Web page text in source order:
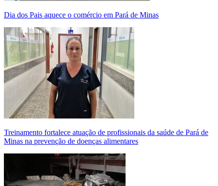
Dia dos Pais aquece o comércio em Pará de Minas
Treinamento fortalece atuação de profissionais da saúde de Pará de
Minas na prevenção de doenças alimentares